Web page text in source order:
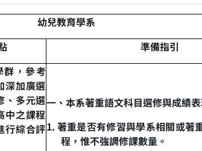
幼兒教育學系
準備指引
群，參考
深加廣選
、多元選
中之課程
行綜合評
一、本系著重語文科目選修與成績表
1. 著重是否有修習與學系相關或著
程，惟不強調修課數量。